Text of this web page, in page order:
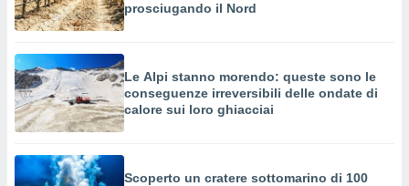
prosciugando il Nord
Le Alpi stanno morendo: queste sono le
conseguenze irreversibili delle ondate di
calore sui loro ghiacciai
Scoperto un cratere sottomarino di 100